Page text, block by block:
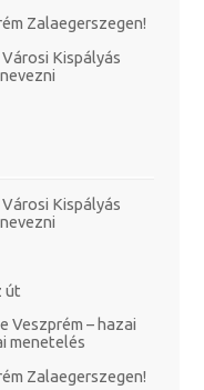
Zalaegerszegen!
Kispályás
Kispályás
út
Veszprém – hazai
menetelés
Zalaegerszegen!